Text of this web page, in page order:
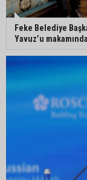
Feke Belediye
Yavuz’u